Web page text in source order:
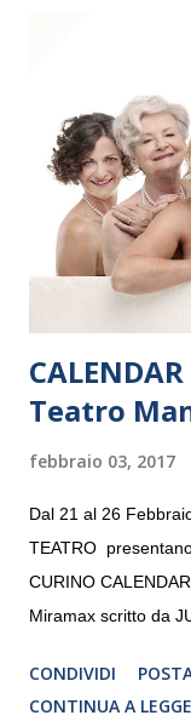
“Settembre
consecutivo. Il
giovani artisti della
volta. L’orchestra,
da un prestigioso
Teatro
febbraio 03, 2017
Dal 21 al 26
TEATRO
CURINO
Miramax scritto da
CRISTINA PEZZOLI
CONDIVIDI
CONTINUA A